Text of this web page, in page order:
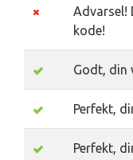
Advarsel!
kode!
Godt, din
Perfekt,
Perfekt,